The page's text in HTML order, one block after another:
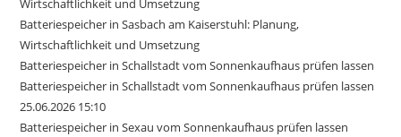
Wirtschaftlichkeit und Umsetzung
Batteriespeicher in Sasbach am Kaiserstuhl: Planung,
Wirtschaftlichkeit und Umsetzung
Batteriespeicher in Schallstadt vom Sonnenkaufhaus prüfen lassen
Batteriespeicher in Schallstadt vom Sonnenkaufhaus prüfen lassen
25.06.2026 15:10
Batteriespeicher in Sexau vom Sonnenkaufhaus prüfen lassen